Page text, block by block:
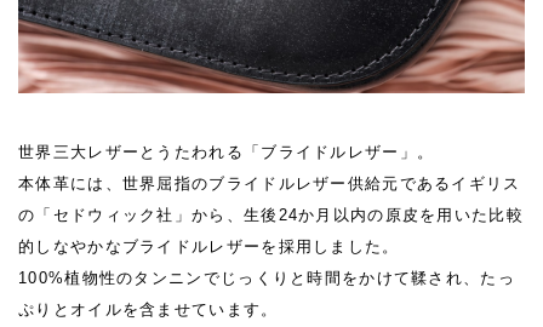
世界三大レザーとうたわれる「ブライドルレザー」。
本体革には、世界屈指のブライドルレザー供給元であるイギリス
の「セドウィック社」から、生後24か月以内の原皮を用いた比較
的しなやかなブライドルレザーを採用しました。
100%植物性のタンニンでじっくりと時間をかけて鞣され、たっ
ぷりとオイルを含ませています。